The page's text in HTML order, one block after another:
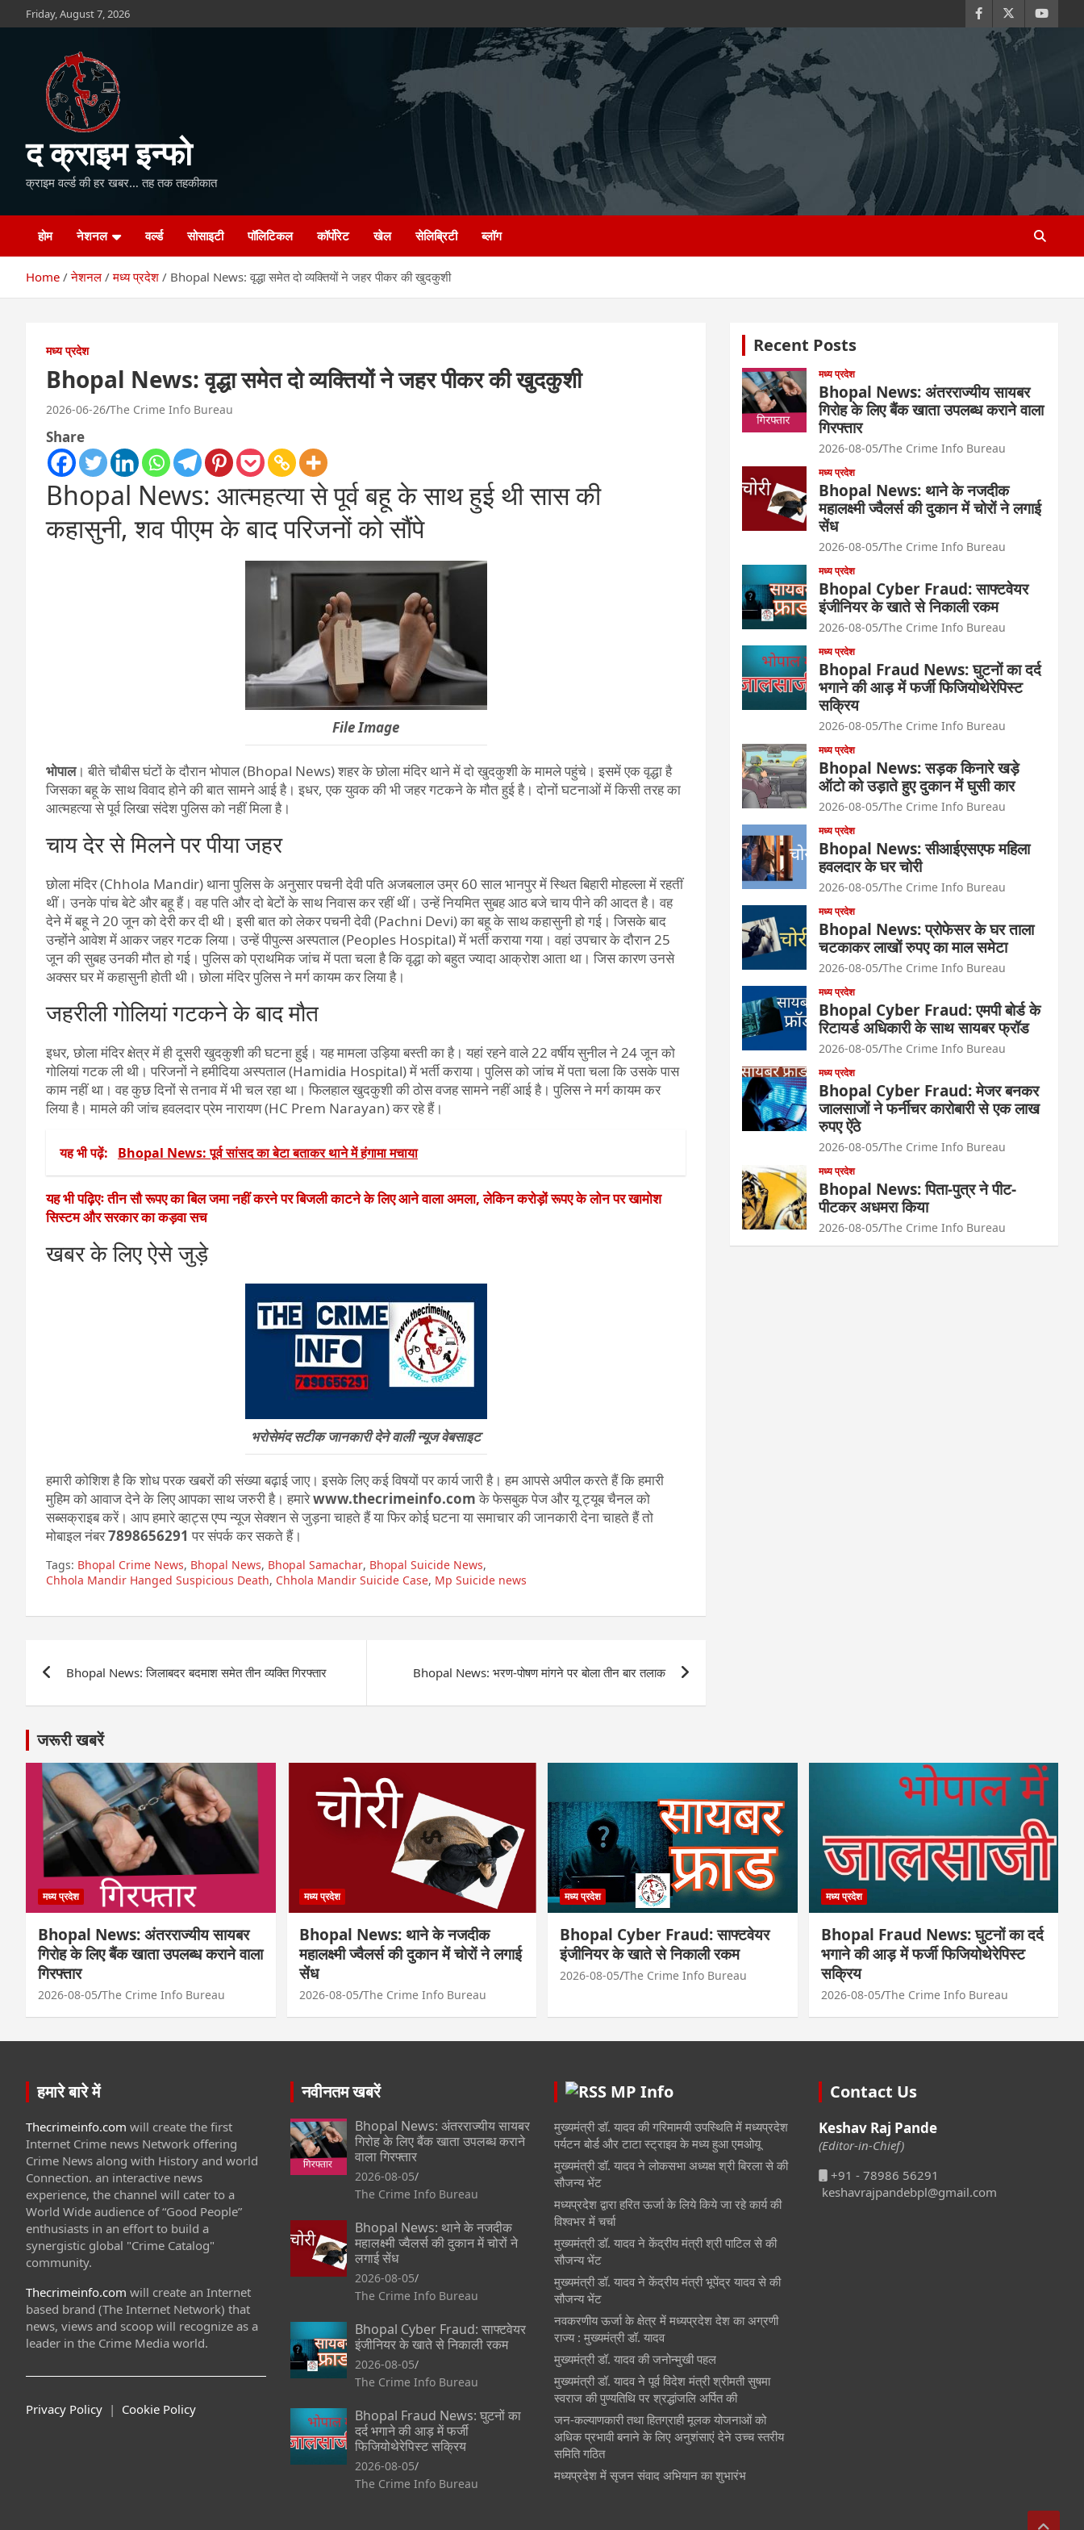
to
Friday, August 7, 2026
द क्राइम इन्फो
क्राइम वर्ल्ड की हर खबर… तह तक तहकीकात
होम नेशनल वर्ल्ड सोसाइटी पॉलिटिकल कॉर्पोरेट खेल सेलिब्रिटी ब्लॉग
Home नेशनल मध्य प्रदेश Bhopal News: वृद्धा समेत दो व्यक्तियों ने जहर पीकर की खुदकुशी
मध्य प्रदेश
Bhopal News: वृद्धा समेत दो व्यक्तियों ने जहर पीकर की खुदकुशी
2026-06-26 The Crime Info Bureau
Share
Bhopal News: आत्महत्या से पूर्व बहू के साथ हुई थी सास की
कहासुनी, शव पीएम के बाद परिजनों को सौंपे
File Image
भोपाल। बीते चौबीस घंटों के दौरान भोपाल (Bhopal News) शहर के छोला मंदिर थाने में दो खुदकुशी के मामले पहुंचे। इसमें एक वृद्धा है
जिसका बहू के साथ विवाद होने की बात सामने आई है। इधर, एक युवक की भी जहर गटकने के मौत हुई है। दोनों घटनाओं में किसी तरह का
आत्महत्या से पूर्व लिखा संदेश पुलिस को नहीं मिला है।
चाय देर से मिलने पर पीया जहर
छोला मंदिर (Chhola Mandir) थाना पुलिस के अनुसार पचनी देवी पति अजबलाल उम्र 60 साल भानपुर में स्थित बिहारी मोहल्ला में रहतीं
थीं। उनके पांच बेटे और बहू हैं। वह पति और दो बेटों के साथ निवास कर रहीं थीं। उन्हें नियमित सुबह आठ बजे चाय पीने की आदत है। वह
देने में बहू ने 20 जून को देरी कर दी थी। इसी बात को लेकर पचनी देवी (Pachni Devi) का बहू के साथ कहासुनी हो गई। जिसके बाद
उन्होंने आवेश में आकर जहर गटक लिया। उन्हें पीपुल्स अस्पताल (Peoples Hospital) में भर्ती कराया गया। वहां उपचार के दौरान 25
जून की सुबह उनकी मौत हो गई। पुलिस को प्राथमिक जांच में पता चला है कि वृद्धा को बहुत ज्यादा आक्रोश आता था। जिस कारण उनसे
अक्सर घर में कहासुनी होती थी। छोला मंदिर पुलिस ने मर्ग कायम कर लिया है।
जहरीली गोलियां गटकने के बाद मौत
इधर, छोला मंदिर क्षेत्र में ही दूसरी खुदकुशी की घटना हुई। यह मामला उड़िया बस्ती का है। यहां रहने वाले 22 वर्षीय सुनील ने 24 जून को
गोलियां गटक ली थी। परिजनों ने हमीदिया अस्पताल (Hamidia Hospital) में भर्ती कराया। पुलिस को जांच में पता चला कि उसके पास
काम नहीं था। वह कुछ दिनों से तनाव में भी चल रहा था। फिलहाल खुदकुशी की ठोस वजह सामने नहीं आई है। पुलिस ने मर्ग कायम कर
लिया है। मामले की जांच हवलदार प्रेम नारायण (HC Prem Narayan) कर रहे हैं।
यह भी पढ़ें: Bhopal News: पूर्व सांसद का बेटा बताकर थाने में हंगामा मचाया
यह भी पढ़िएः तीन सौ रूपए का बिल जमा नहीं करने पर बिजली काटने के लिए आने वाला अमला, लेकिन करोड़ों रूपए के लोन पर खामोश
सिस्टम और सरकार का कड़वा सच
खबर के लिए ऐसे जुड़े
भरोसेमंद सटीक जानकारी देने वाली न्यूज वेबसाइट
हमारी कोशिश है कि शोध परक खबरों की संख्या बढ़ाई जाए। इसके लिए कई विषयों पर कार्य जारी है। हम आपसे अपील करते हैं कि हमारी
मुहिम को आवाज देने के लिए आपका साथ जरुरी है। हमारेwww.thecrimeinfo.comके फेसबुक पेज और यू ट्यूब चैनल को
सब्सक्राइब करें। आप हमारे व्हाट्स एप्प न्यूज सेक्शन से जुड़ना चाहते हैं या फिर कोई घटना या समाचार की जानकारी देना चाहते हैं तो
मोबाइल नंबर7898656291 पर संपर्क कर सकते हैं।
Tags: Bhopal Crime News, Bhopal News, Bhopal Samachar, Bhopal Suicide News,
Chhola Mandir Hanged Suspicious Death, Chhola Mandir Suicide Case, Mp Suicide news
navigation
Bhopal News: जिलाबदर बदमाश समेत तीन व्यक्ति गिरफ्तार Bhopal News: भरण-पोषण मांगने पर बोला तीन बार तलाक
Recent Posts
मध्य प्रदेश
Bhopal News: अंतरराज्यीय सायबर
गिरोह के लिए बैंक खाता उपलब्ध कराने वाला
गिरफ्तार
2026-08-05 The Crime Info Bureau
मध्य प्रदेश
Bhopal News: थाने के नजदीक
महालक्ष्मी ज्वैलर्स की दुकान में चोरों ने लगाई
सेंध
2026-08-05 The Crime Info Bureau
मध्य प्रदेश
Bhopal Cyber Fraud: साफ्टवेयर
इंजीनियर के खाते से निकाली रकम
2026-08-05 The Crime Info Bureau
मध्य प्रदेश
Bhopal Fraud News: घुटनों का दर्द
भगाने की आड़ में फर्जी फिजियोथेरेपिस्ट
सक्रिय
2026-08-05 The Crime Info Bureau
मध्य प्रदेश
Bhopal News: सड़क किनारे खड़े
ऑटो को उड़ाते हुए दुकान में घुसी कार
2026-08-05 The Crime Info Bureau
मध्य प्रदेश
Bhopal News: सीआईएसएफ महिला
हवलदार के घर चोरी
2026-08-05 The Crime Info Bureau
मध्य प्रदेश
Bhopal News: प्रोफेसर के घर ताला
चटकाकर लाखों रुपए का माल समेटा
2026-08-05 The Crime Info Bureau
मध्य प्रदेश
Bhopal Cyber Fraud: एमपी बोर्ड के
रिटायर्ड अधिकारी के साथ सायबर फ्रॉड
2026-08-05 The Crime Info Bureau
मध्य प्रदेश
Bhopal Cyber Fraud: मेजर बनकर
जालसाजों ने फर्नीचर कारोबारी से एक लाख
रुपए ऐंठे
2026-08-05 The Crime Info Bureau
मध्य प्रदेश
Bhopal News: पिता-पुत्र ने पीट-
पीटकर अधमरा किया
2026-08-05 The Crime Info Bureau
जरूरी खबरें
मध्य प्रदेश
Bhopal News: अंतरराज्यीय सायबर
गिरोह के लिए बैंक खाता उपलब्ध कराने वाला
गिरफ्तार
2026-08-05 The Crime Info Bureau
मध्य प्रदेश
Bhopal News: थाने के नजदीक
महालक्ष्मी ज्वैलर्स की दुकान में चोरों ने लगाई
सेंध
2026-08-05 The Crime Info Bureau
मध्य प्रदेश
Bhopal Cyber Fraud: साफ्टवेयर
इंजीनियर के खाते से निकाली रकम
2026-08-05 The Crime Info Bureau
मध्य प्रदेश
Bhopal Fraud News: घुटनों का दर्द
भगाने की आड़ में फर्जी फिजियोथेरेपिस्ट
सक्रिय
2026-08-05 The Crime Info Bureau
हमारे बारे में
Thecrimeinfo.com will create the first
Internet Crime news Network offering
Crime News along with History and world
Connection. an interactive news
experience, the channel will cater to a
World Wide audience of “Good People”
enthusiasts in an effort to build a
synergistic global "Crime Catalog"
community.
Thecrimeinfo.com will create an Internet
based brand (The Internet Network) that
news, views and scoop will recognize as a
leader in the Crime Media world.
Privacy Policy | Cookie Policy
नवीनतम खबरें
Bhopal News: अंतरराज्यीय सायबर
गिरोह के लिए बैंक खाता उपलब्ध कराने
वाला गिरफ्तार
2026-08-05
The Crime Info Bureau
Bhopal News: थाने के नजदीक
महालक्ष्मी ज्वैलर्स की दुकान में चोरों ने
लगाई सेंध
2026-08-05
The Crime Info Bureau
Bhopal Cyber Fraud: साफ्टवेयर
इंजीनियर के खाते से निकाली रकम
2026-08-05
The Crime Info Bureau
Bhopal Fraud News: घुटनों का
दर्द भगाने की आड़ में फर्जी
फिजियोथेरेपिस्ट सक्रिय
2026-08-05
The Crime Info Bureau
MP Info
मुख्यमंत्री डॉ. यादव की गरिमामयी उपस्थिति में मध्यप्रदेश
पर्यटन बोर्ड और टाटा स्ट्राइव के मध्य हुआ एमओयू
मुख्यमंत्री डॉ. यादव ने लोकसभा अध्यक्ष श्री बिरला से की
सौजन्य भेंट
मध्यप्रदेश द्वारा हरित ऊर्जा के लिये किये जा रहे कार्य की
विश्वभर में चर्चा
मुख्यमंत्री डॉ. यादव ने केंद्रीय मंत्री श्री पाटिल से की
सौजन्य भेंट
मुख्यमंत्री डॉ. यादव ने केंद्रीय मंत्री भूपेंद्र यादव से की
सौजन्य भेंट
नवकरणीय ऊर्जा के क्षेत्र में मध्यप्रदेश देश का अग्रणी
राज्य : मुख्यमंत्री डॉ. यादव
मुख्यमंत्री डॉ. यादव की जनोन्मुखी पहल
मुख्यमंत्री डॉ. यादव ने पूर्व विदेश मंत्री श्रीमती सुषमा
स्वराज की पुण्यतिथि पर श्रद्धांजलि अर्पित की
जन-कल्याणकारी तथा हितग्राही मूलक योजनाओं को
अधिक प्रभावी बनाने के लिए अनुशंसाएं देने उच्च स्तरीय
समिति गठित
मध्यप्रदेश में सृजन संवाद अभियान का शुभारंभ
Contact Us
Keshav Raj Pande
(Editor-in-Chief)
+91 - 78986 56291
keshavrajpandebpl@gmail.com